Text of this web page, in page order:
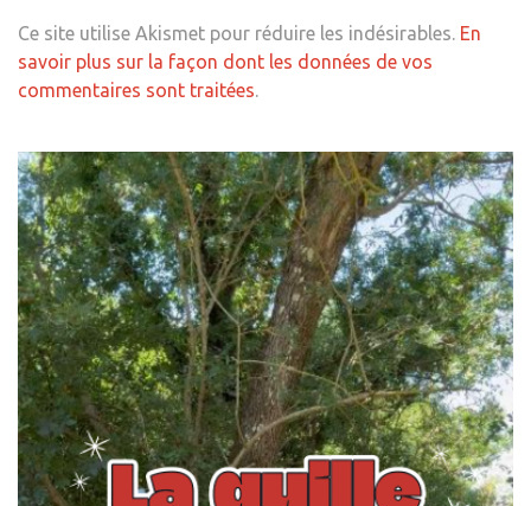
Ce site utilise Akismet pour réduire les indésirables. En
savoir plus sur la façon dont les données de vos
commentaires sont traitées.